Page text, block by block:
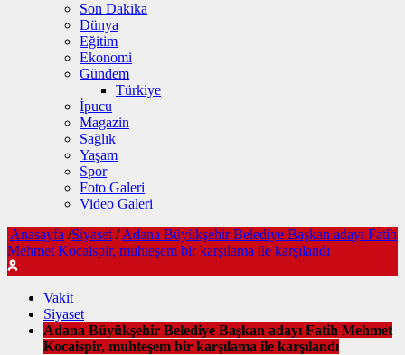
Son Dakika
Dünya
Eğitim
Ekonomi
Gündem
Türkiye
İpucu
Magazin
Sağlık
Yaşam
Spor
Foto Galeri
Video Galeri
Anasayfa /Siyaset / Adana Büyükşehir Belediye Başkan adayı Fatih
Mehmet Kocaispir, muhteşem bir karşılama ile karşılandı
Vakit
Siyaset
Adana Büyükşehir Belediye Başkan adayı Fatih Mehmet
Kocaispir, muhteşem bir karşılama ile karşılandı